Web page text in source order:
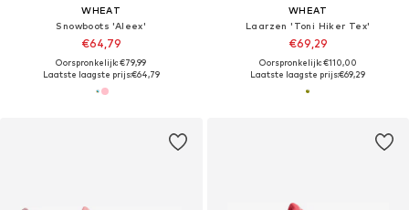
WHEAT
Snowboots 'Aleex'
€64,79
Oorspronkelijk: €79,99
Laatste laagste prijs:€64,79
WHEAT
Laarzen 'Toni Hiker Tex'
€69,29
Oorspronkelijk: €110,00
Laatste laagste prijs:€69,29